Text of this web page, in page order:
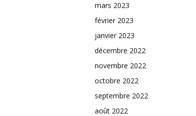
mars 2023
février 2023
janvier 2023
décembre 2022
novembre 2022
octobre 2022
septembre 2022
août 2022